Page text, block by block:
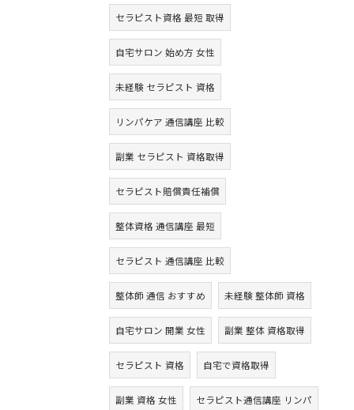
セラピスト資格 最短 取得
自宅サロン 始め方 女性
未経験 セラピスト 資格
リンパケア 通信講座 比較
副業 セラピスト 資格取得
セラピスト賠償責任補償
整体資格 通信講座 最短
セラピスト 通信講座 比較
整体師 通信 おすすめ 未経験 整体師 資格
自宅サロン 開業 女性 副業 整体 資格取得
セラピスト 資格 自宅で資格取得
副業 資格 女性 セラピスト通信講座 リンパ